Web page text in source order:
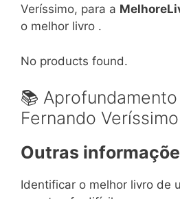
Veríssimo, para a
o melhor livro .
No products found.
📚
Fernando Veríssimo
Outras
Identificar o melhor livro de